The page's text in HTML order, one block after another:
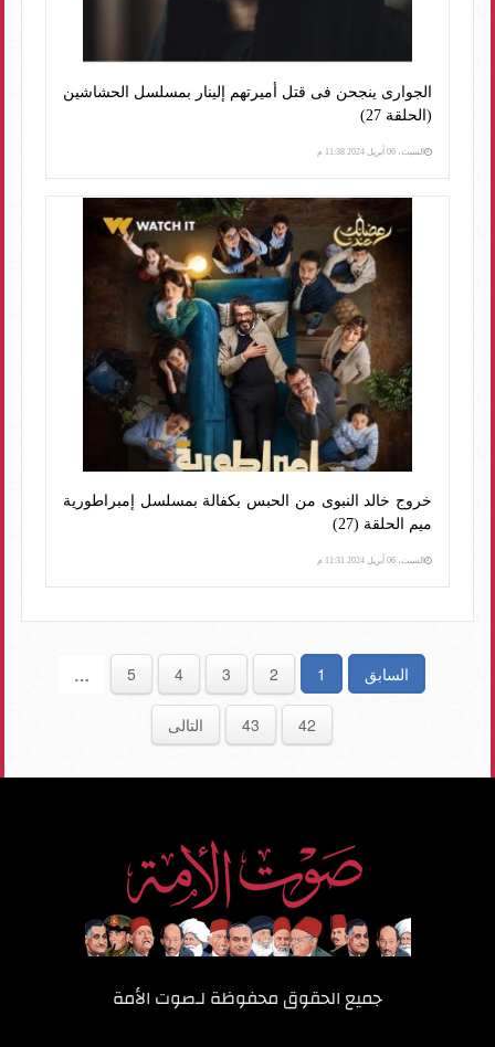
الجوارى ينجحن فى قتل أميرتهم إلينار بمسلسل الحشاشين
(الحلقة 27)
السبت، 06 أبريل 2024 11:38 م
خروج خالد النبوى من الحبس بكفالة بمسلسل إمبراطورية
ميم الحلقة (27)
السبت، 06 أبريل 2024 11:31 م
السابق 1
2
3
4
5
…
42
43 التالى
جميع الحقوق محفوظة لـصوت الأمة